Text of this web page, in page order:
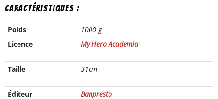
Caractéristiques :
Poids
1000 g
Licence
My Hero Academia
Taille 31cm
Éditeur Banpresto